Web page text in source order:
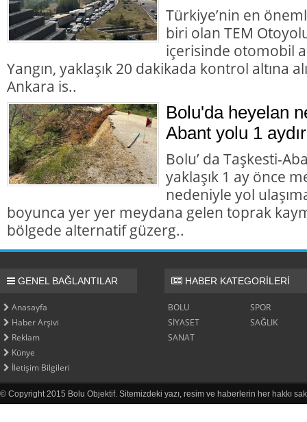
Türkiye’nin en
biri olan TEM
içerisinde otomobil
Yangın, yaklaşık 20 dakikada kontrol altına
Ankara is..
Bolu'da heyelan
Abant yolu 1
Bolu’ da Taşkesti-
yaklaşık 1 ay önce
nedeniyle yol
boyunca yer yer meydana gelen toprak
bölgede alternatif güzerg..
GENEL BAĞLANTILAR
Anasayfa
Haber Arşivi
Reklam
Künye
İletişim Bilgileri
HABER KATEGORİLERİ
BOLU
SPOR
SİYASET
SAĞLIK
SANAT
© Copyright 2015 Bolu Objektif. Sitemizdeki yazı, resim ve haberlerin her hakkı